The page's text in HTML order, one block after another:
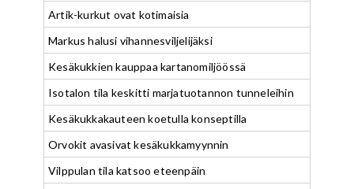
Artik-kurkut ovat kotimaisia
Markus halusi vihannesviljelijäksi
Kesäkukkien kauppaa kartanomiljöössä
Isotalon tila keskitti marjatuotannon tunneleihin
Kesäkukkakauteen koetulla konseptilla
Orvokit avasivat kesäkukkamyynnin
Vilppulan tila katsoo eteenpäin